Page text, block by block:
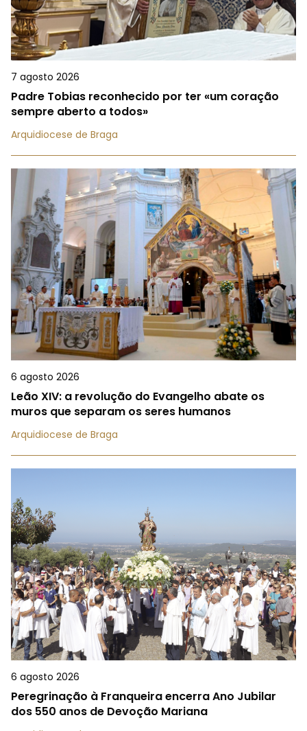
7 agosto 2026
Padre Tobias reconhecido por ter «um coração
sempre aberto a todos»
Arquidiocese de Braga
6 agosto 2026
Leão XIV: a revolução do Evangelho abate os
muros que separam os seres humanos
Arquidiocese de Braga
6 agosto 2026
Peregrinação à Franqueira encerra Ano Jubilar
dos 550 anos de Devoção Mariana